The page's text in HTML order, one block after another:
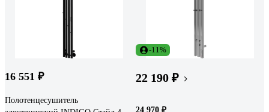
16 551 ₽
Полотенцесушитель
-11%
22 190 ₽
24 970 ₽